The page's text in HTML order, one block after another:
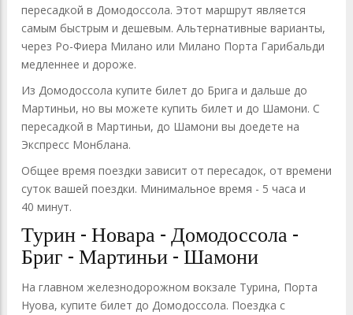
пересадкой в Домодоссола. Этот маршрут является
самым быстрым и дешевым. Альтернативные варианты,
через Ро-Фиера Милано или Милано Порта Гарибальди
медленнее и дороже.
Из Домодоссола купите билет до Брига и дальше до
Мартиньи, но вы можете купить билет и до Шамони. С
пересадкой в Мартиньи, до Шамони вы доедете на
Экспресс Монблана.
Общее время поездки зависит от пересадок, от времени
суток вашей поездки. Минимальное время - 5 часа и
40 минут.
Турин - Новара - Домодоссола -
Бриг - Мартиньи - Шамони
На главном железнодорожном вокзале Турина, Порта
Нуова, купите билет до Домодоссола. Поездка с